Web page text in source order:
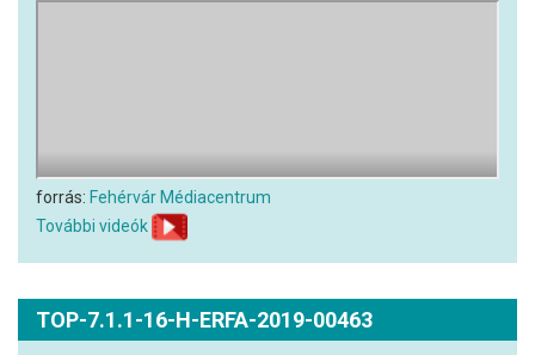
forrás: Fehérvár Médiacentrum
További videók
TOP-7.1.1-16-H-ERFA-2019-00463